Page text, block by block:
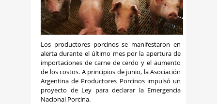
Los productores porcinos se manifestaron en
alerta durante el último mes por la apertura de
importaciones de carne de cerdo y el aumento
de los costos. A principios de junio, la Asociación
Argentina de Productores Porcinos impulsó un
proyecto de Ley para declarar la Emergencia
Nacional Porcina.